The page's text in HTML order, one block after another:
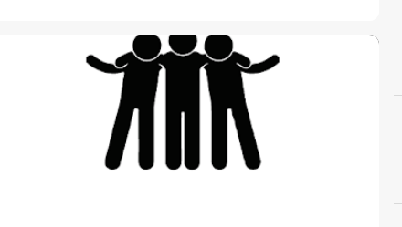
BPNRAMADAN2021 PERJALANAN HATI